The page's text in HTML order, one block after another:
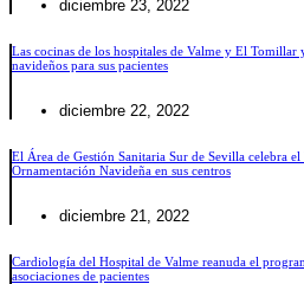
diciembre 23, 2022
Las cocinas de los hospitales de Valme y El Tomillar
navideños para sus pacientes
diciembre 22, 2022
El Área de Gestión Sanitaria Sur de Sevilla celebra
Ornamentación Navideña en sus centros
diciembre 21, 2022
Cardiología del Hospital de Valme reanuda el
asociaciones de pacientes